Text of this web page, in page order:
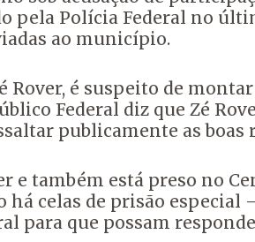
Polícia Federal no
ao município.
é suspeito de
Federal diz que Zé
publicamente as
e também está preso no
há celas de prisão
para que possam